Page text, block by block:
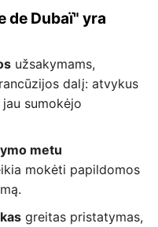
de Dubaï" yra
užsakymams,
dalį: atvykus
sumokėjo
metu
mokėti papildomos
greitas pristatymas,